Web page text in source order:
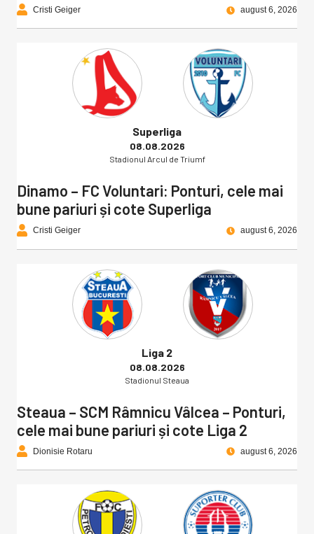
Cristi Geiger august 6, 2026
Superliga
08.08.2026
Stadionul Arcul de Triumf
Dinamo – FC Voluntari: Ponturi, cele mai
bune pariuri și cote Superliga
Cristi Geiger august 6, 2026
Liga 2
08.08.2026
Stadionul Steaua
Steaua – SCM Râmnicu Vâlcea – Ponturi,
cele mai bune pariuri și cote Liga 2
Dionisie Rotaru august 6, 2026